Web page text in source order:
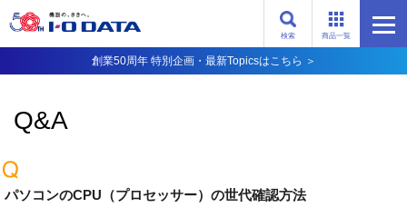
商品一覧
検索
創業50周年 特別企画・最新Topicsはこちら ＞
Q&A
パソコンのCPU（プロセッサー）の世代確認方法